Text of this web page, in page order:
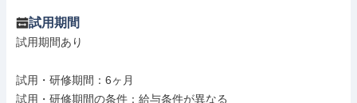
試用期間
試用期間あり
試用・研修期間：6ヶ月
試用・研修期間の条件：給与条件が異なる